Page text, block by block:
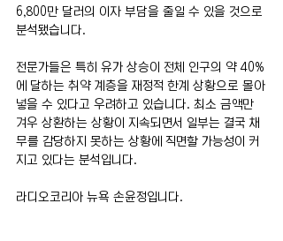
6,800만 달러의 이자 부담을 줄일 수 있을 것으로
분석됐습니다.
전문가들은 특히 유가 상승이 전체 인구의 약 40%
에 달하는 취약 계층을 재정적 한계 상황으로 몰아
넣을 수 있다고 우려하고 있습니다. 최소 금액만
겨우 상환하는 상황이 지속되면서 일부는 결국 채
무를 감당하지 못하는 상황에 직면할 가능성이 커
지고 있다는 분석입니다.
라디오코리아 뉴욕 손윤정입니다.